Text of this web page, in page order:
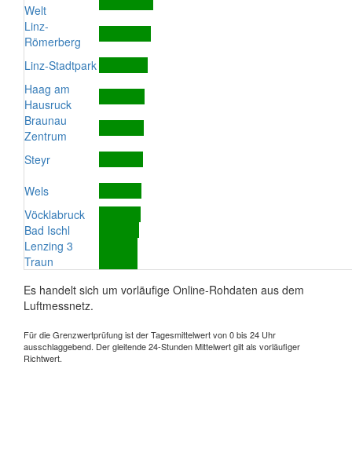
Welt
Linz-
Römerberg
Linz-Stadtpark
Haag am
Hausruck
Braunau
Zentrum
Steyr
Wels
Vöcklabruck
Bad Ischl
Lenzing 3
Traun
Es handelt sich um vorläufige Online-Rohdaten aus dem
Luftmessnetz.
Für die Grenzwertprüfung ist der Tagesmittelwert von 0 bis 24 Uhr
ausschlaggebend. Der gleitende 24-Stunden Mittelwert gilt als vorläufiger
Richtwert.